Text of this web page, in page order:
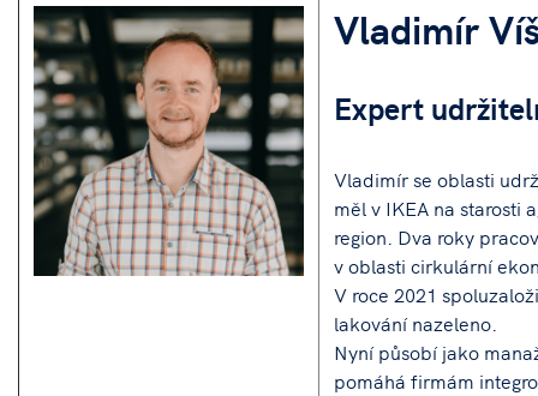
Vladimír
Expert
Vladimír se oblasti
měl v IKEA na starosti
region. Dva roky
v oblasti cirkulární
V roce 2021
lakování nazeleno.
Nyní působí jako
pomáhá firmám